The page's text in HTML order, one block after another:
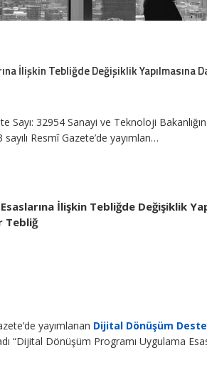
İlişkin Tebliğde Değişiklik Yapılmasına
Sayı: 32954 Sanayi ve Teknoloji
Resmî Gazete’de yayımlan…
İlişkin Tebliğde Değişiklik
Tebliğ
yayımlanan Dijital Dönüşüm
“Dijital Dönüşüm Programı Uygulama